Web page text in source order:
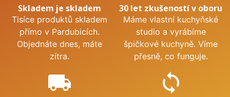
Skladem je skladem
Tisíce produktů skladem
přímo v Pardubicích.
Objednáte dnes, máte
zítra.
30 let zkušeností v oboru
Máme vlastní kuchyňské
studio a vyrábíme
špičkové kuchyně. Víme
přesně, co funguje.
local_shipping sync